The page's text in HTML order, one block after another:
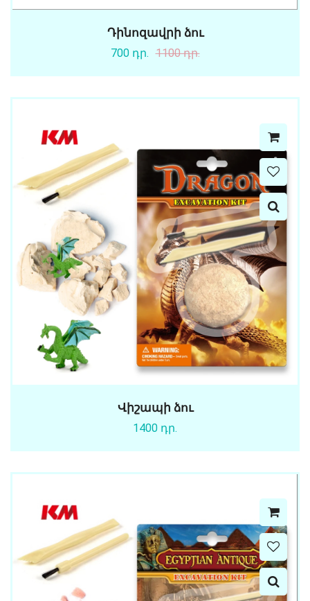
Դինոզավրի ձու
700 դր. 1100 դր.
Վիշապի ձու
1400 դր.